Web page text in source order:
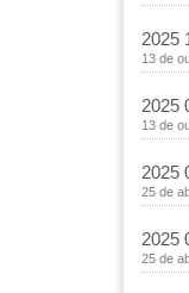
2025
13 de
2025
13 de
2025
25 de
2025
25 de